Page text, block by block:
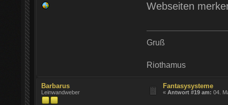
Webseiten
Gruß
Riothamus
Barbarus
Leinwandweber
Fantasysysteme
«Antwort #19 am: 04.